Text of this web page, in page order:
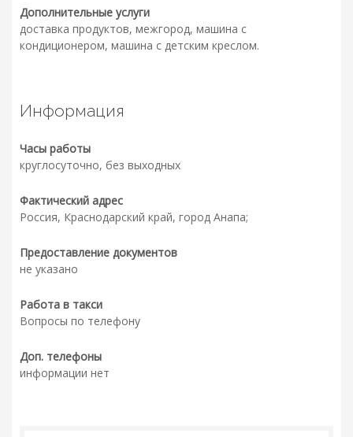
Дополнительные услуги
доставка продуктов, межгород, машина с
кондиционером, машина с детским креслом.
Информация
Часы работы
круглосуточно, без выходных
Фактический адрес
Россия, Краснодарский край, город Анапа;
Предоставление документов
не указано
Работа в такси
Вопросы по телефону
Доп. телефоны
информации нет